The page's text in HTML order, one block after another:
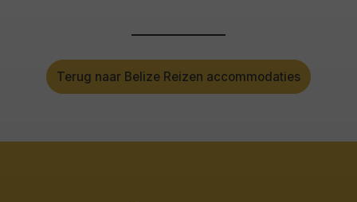
Terug naar Belize Reizen accommodaties